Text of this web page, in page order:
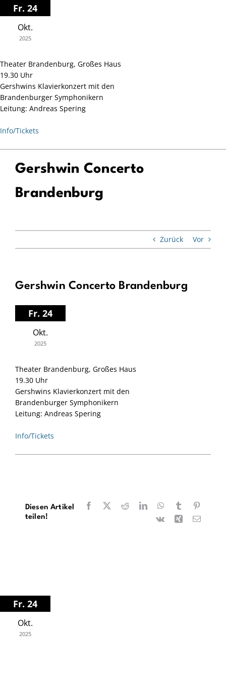
Zum
Inhalt
springen
Fr. 24
Okt.
2025
Theater Brandenburg, Großes Haus
19.30 Uhr
Gershwins Klavierkonzert mit den
Brandenburger Symphonikern
Leitung: Andreas Spering
Info/Tickets
Gershwin Concerto
Brandenburg
Zurück Vor
Gershwin Concerto Brandenburg
Fr. 24
Okt.
2025
Theater Brandenburg, Großes Haus
19.30 Uhr
Gershwins Klavierkonzert mit den
Brandenburger Symphonikern
Leitung: Andreas Spering
Info/Tickets
Diesen Artikel
teilen!
Facebook RedditLinkedInWhatsApp
Tumblr
Vk
Xing E-
Fr. 24
Okt.
2025